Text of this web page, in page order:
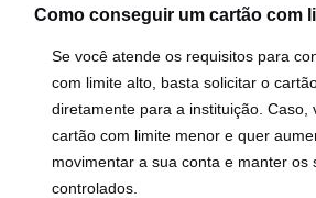
Como conseguir um cartão com
Se você atende os requisitos para
com limite alto, basta solicitar o
diretamente para a instituição. Caso,
cartão com limite menor e quer
movimentar a sua conta e manter os
controlados.